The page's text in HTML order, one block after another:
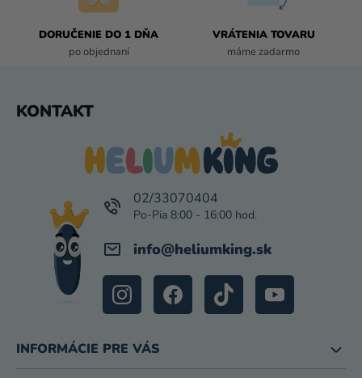
DORUČENIE DO 1 DŇA
po objednaní
VRÁTENIA TOVARU
máme zadarmo
KONTAKT
info@heliumking.sk
02/33070404
INFORMÁCIE PRE VÁS